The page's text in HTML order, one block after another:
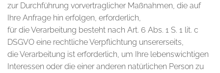
zur Durchführung vorvertraglicher Maßnahmen, die auf
Ihre Anfrage hin erfolgen, erforderlich,
für die Verarbeitung besteht nach Art. 6 Abs. 1 S. 1 lit. c
DSGVO eine rechtliche Verpflichtung unsererseits,
die Verarbeitung ist erforderlich, um Ihre lebenswichtigen
Interessen oder die einer anderen natürlichen Person zu